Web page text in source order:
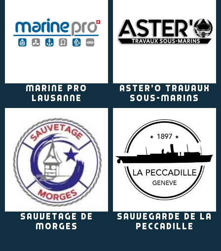
Marine Pro
Lausanne
Aster'O Travaux
sous-marins
Sauvetage de
Morges
Sauvegarde de La
Peccadille